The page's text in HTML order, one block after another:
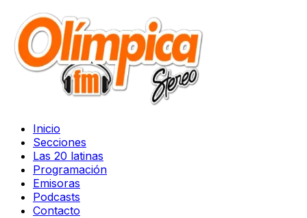
Inicio
Secciones
Las 20 latinas
Programación
Emisoras
Podcasts
Contacto